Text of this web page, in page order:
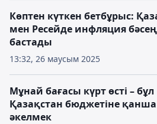
13:32, 26 маусым 2025
Көптен күткен бетбұрыс:
мен Ресейде инфляция
бастады
Мұнай бағасы күрт өсті – бұл
Қазақстан бюджетіне
әкелмек